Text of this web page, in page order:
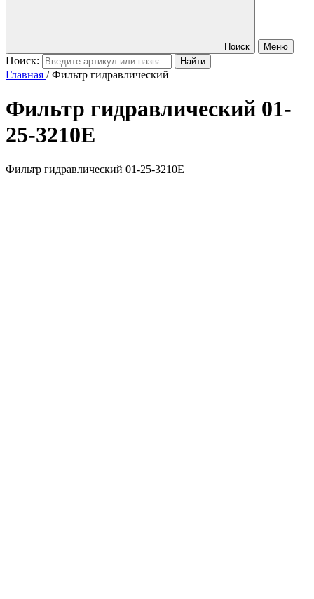
Поиск Меню
Поиск:
Главная /Фильтр гидравлический
Фильтр гидравлический 01-
25-3210E
Фильтр гидравлический 01-25-3210E